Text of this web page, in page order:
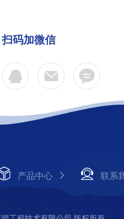
扫码加微信
产品中心 联系